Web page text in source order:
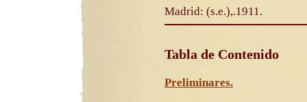
Madrid: (s.e.),.1911.
Tabla de Contenido
Preliminares.